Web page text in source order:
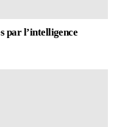
par l’intelligence